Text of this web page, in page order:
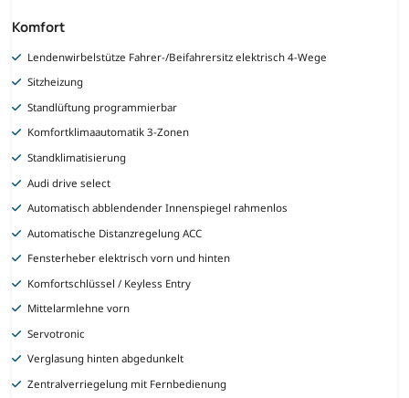
Komfort
Lendenwirbelstütze Fahrer-/Beifahrersitz elektrisch 4-Wege
Sitzheizung
Standlüftung programmierbar
Komfortklimaautomatik 3-Zonen
Standklimatisierung
Audi drive select
Automatisch abblendender Innenspiegel rahmenlos
Automatische Distanzregelung ACC
Fensterheber elektrisch vorn und hinten
Komfortschlüssel / Keyless Entry
Mittelarmlehne vorn
Servotronic
Verglasung hinten abgedunkelt
Zentralverriegelung mit Fernbedienung